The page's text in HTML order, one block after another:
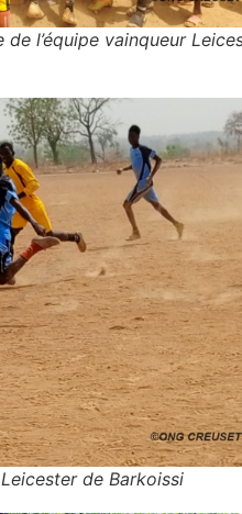
l’équipe vainqueur
de Barkoissi